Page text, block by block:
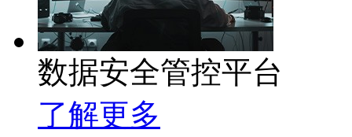
数据安全管控平台
了解更多